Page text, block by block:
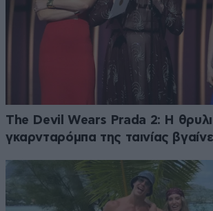
The Devil Wears Prada 2: Η
γκαρνταρόμπα της ταινίας